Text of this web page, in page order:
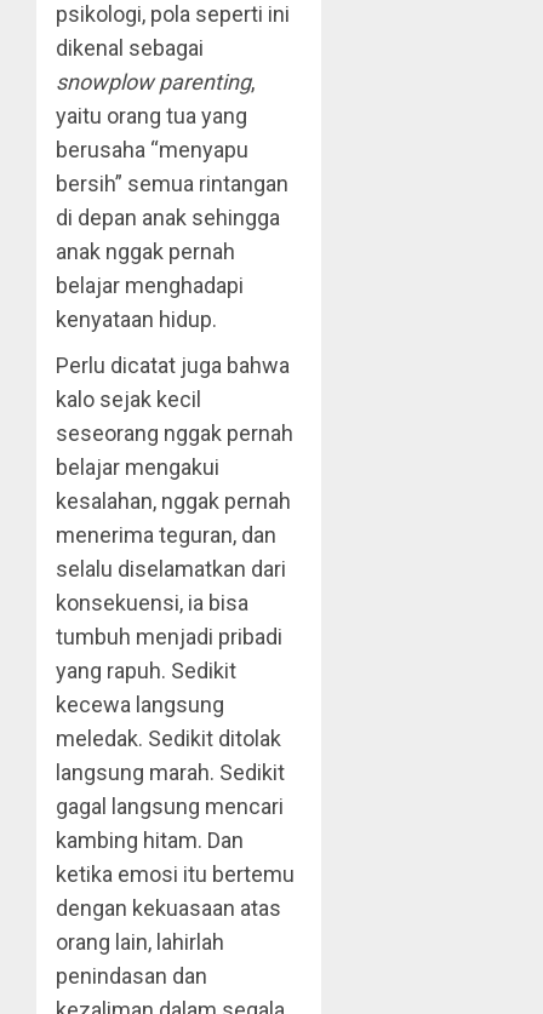
psikologi, pola seperti ini
dikenal sebagai
snowplow parenting,
yaitu orang tua yang
berusaha “menyapu
bersih” semua rintangan
di depan anak sehingga
anak nggak pernah
belajar menghadapi
kenyataan hidup.
Perlu dicatat juga bahwa
kalo sejak kecil
seseorang nggak pernah
belajar mengakui
kesalahan, nggak pernah
menerima teguran, dan
selalu diselamatkan dari
konsekuensi, ia bisa
tumbuh menjadi pribadi
yang rapuh. Sedikit
kecewa langsung
meledak. Sedikit ditolak
langsung marah. Sedikit
gagal langsung mencari
kambing hitam. Dan
ketika emosi itu bertemu
dengan kekuasaan atas
orang lain, lahirlah
penindasan dan